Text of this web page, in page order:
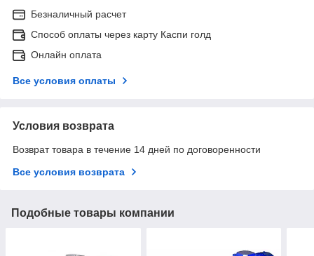
Безналичный расчет
Способ оплаты через карту Каспи голд
Онлайн оплата
Все условия оплаты
Условия возврата
Возврат товара в течение 14 дней по договоренности
Все условия возврата
Подобные товары компании